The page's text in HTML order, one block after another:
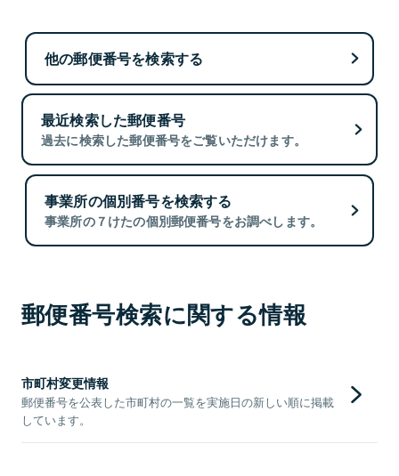
他の郵便番号を検索する
最近検索した郵便番号
過去に検索した郵便番号をご覧いただけます。
事業所の個別番号を検索する
事業所の７けたの個別郵便番号をお調べします。
郵便番号検索に関する情報
市町村変更情報
郵便番号を公表した市町村の一覧を実施日の新しい順に掲載
しています。